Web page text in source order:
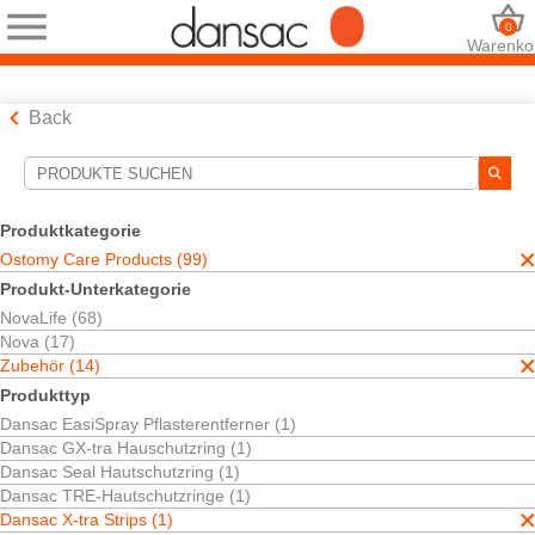
0
Back
Produktkategorie
Ostomy Care Products (99)
Produkt-Unterkategorie
NovaLife (68)
Nova (17)
Zubehör (14)
Produkttyp
Dansac EasiSpray Pflasterentferner (1)
Dansac GX-tra Hauschutzring (1)
Dansac Seal Hautschutzring (1)
Dansac TRE-Hautschutzringe (1)
Dansac X-tra Strips (1)
Suchwerkzeuge
Ihre Auswahl:
Ostomy Care Products
Zubehör
Dansac X-tra Strips
Ihre Auswahl hat1Ergebnisse ergeben
Sortieren nach: